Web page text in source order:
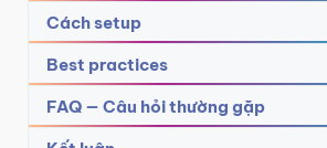
Cách setup
Best practices
FAQ — Câu hỏi thường gặp